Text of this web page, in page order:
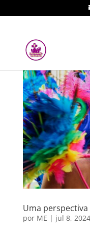
Uma
por ME | jul 8, 2024